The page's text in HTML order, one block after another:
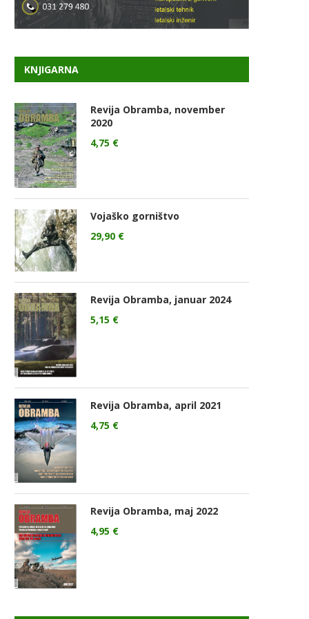
KNJIGARNA
Revija Obramba, november
2020
4,75 €
Vojaško gorništvo
29,90 €
Revija Obramba, januar 2024
5,15 €
Revija Obramba, april 2021
4,75 €
Revija Obramba, maj 2022
4,95 €